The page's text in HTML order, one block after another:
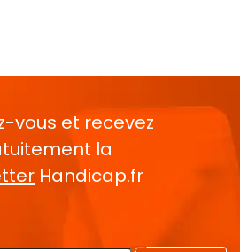
vous et recevez
la
Handicap.fr